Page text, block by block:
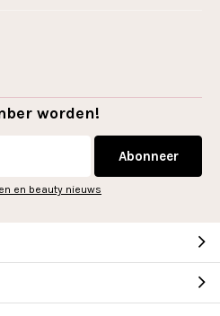
worden!
Abonneer
en beauty nieuws